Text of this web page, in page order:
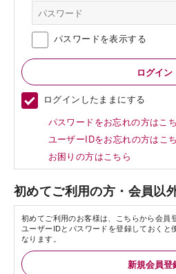
パスワードを表示する
ログインしたままにする
パスワードをお忘れの方はこ
ユーザーIDをお忘れの方はこ
お困りの方はこちら
初めてご利用の方・会員以
初めてご利用のお客様は、こちらから会員
ユーザーIDとパスワードを登録しておくと
なります。